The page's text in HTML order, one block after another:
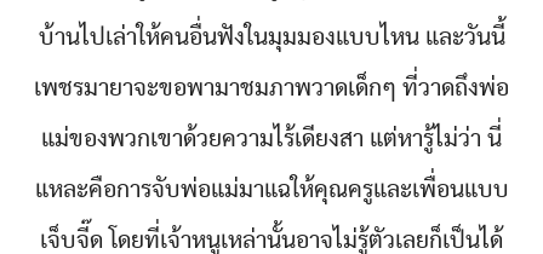
บ้านไปเล่าให้คนอื่นฟังในมุมมองแบบไหน และวันนี้
เพชรมายาจะขอพามาชมภาพวาดเด็กๆ ที่วาดถึงพ่อ
แม่ของพวกเขาด้วยความไร้เดียงสา แต่หารู้ไม่ว่า นี่
แหละคือการจับพ่อแม่มาแฉให้คุณครูและเพื่อนแบบ
เจ็บจี๊ด โดยที่เจ้าหนูเหล่านั้นอาจไม่รู้ตัวเลยก็เป็นได้